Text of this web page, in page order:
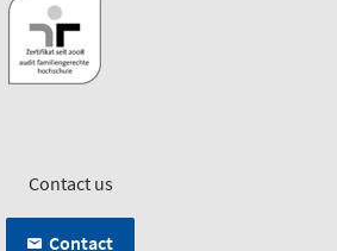
Contact us
Contact